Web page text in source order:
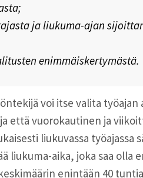
ja liukuma-ajan
enimmäiskertymästä.
voi itse valita työajan
että vuorokautinen ja
liukuvassa työajassa
liukuma-aika, joka saa olla
enintään 40